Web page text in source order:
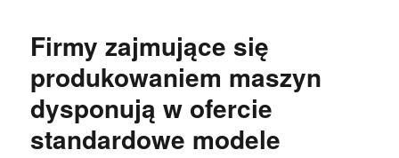
Firmy zajmujące się
produkowaniem maszyn
dysponują w ofercie
standardowe modele